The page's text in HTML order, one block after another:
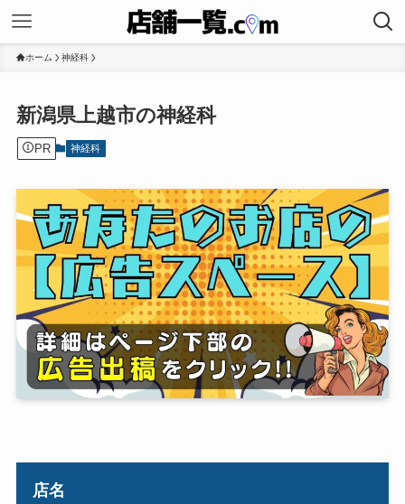
ホーム 神経科
新潟県上越市の神経科
PR 神経科
店名